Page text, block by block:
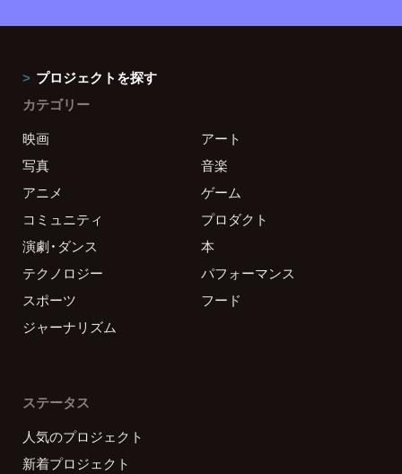
プロジェクトを探す
カテゴリー
映画
アート
写真
音楽
アニメ
ゲーム
コミュニティ
プロダクト
演劇・ダンス
本
テクノロジー
パフォーマンス
スポーツ
フード
ジャーナリズム
ステータス
人気のプロジェクト
新着プロジェクト